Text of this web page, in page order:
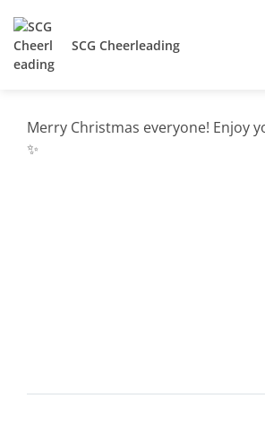
SCG Cheerleading
Merry Christmas everyone! Enjoy
✨